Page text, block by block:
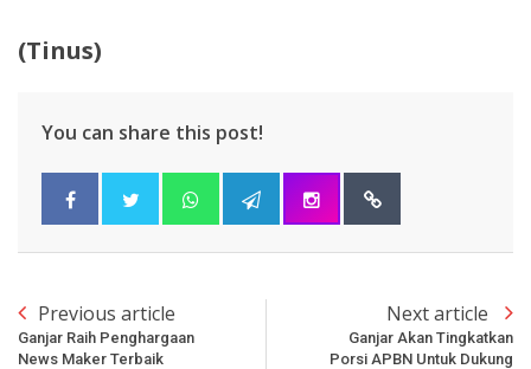
(Tinus)
You can share this post!
Previous article
Ganjar Raih Penghargaan
News Maker Terbaik
Next article
Ganjar Akan Tingkatkan
Porsi APBN Untuk Dukung